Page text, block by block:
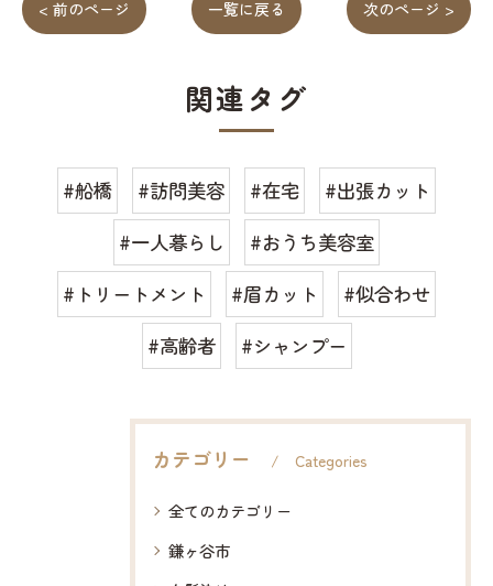
< 前のページ 一覧に戻る 次のページ >
関連タグ
#船橋 #訪問美容 #在宅
#出張カット
#一人暮らし
#おうち美容室
#トリートメント
#眉カット
#似合わせ
#高齢者
#シャンプー
カテゴリー Categories
全てのカテゴリー
鎌ヶ谷市